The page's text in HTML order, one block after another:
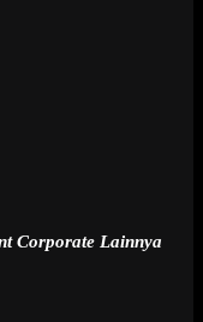
Corporate Lainnya